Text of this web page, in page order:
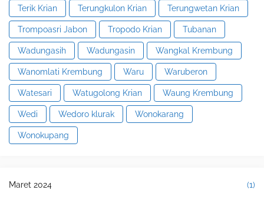
Terik Krian Terungkulon Krian Terungwetan Krian
Trompoasri Jabon Tropodo Krian Tubanan
Wadungasih Wadungasin Wangkal Krembung
Wanomlati Krembung Waru Waruberon
Watesari Watugolong Krian Waung Krembung
Wedi Wedoro klurak Wonokarang
Wonokupang
Maret 2024 (1)